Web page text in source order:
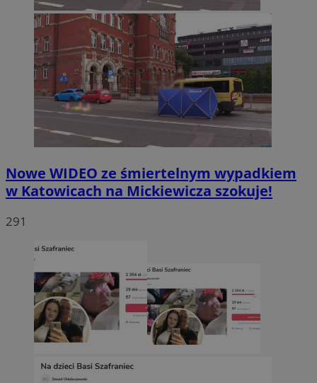
Nowe WIDEO ze śmiertelnym wypadkiem
w Katowicach na Mickiewicza szokuje!
291